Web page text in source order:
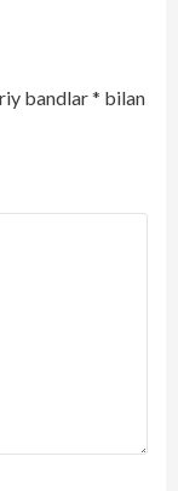
bandlar* bilan